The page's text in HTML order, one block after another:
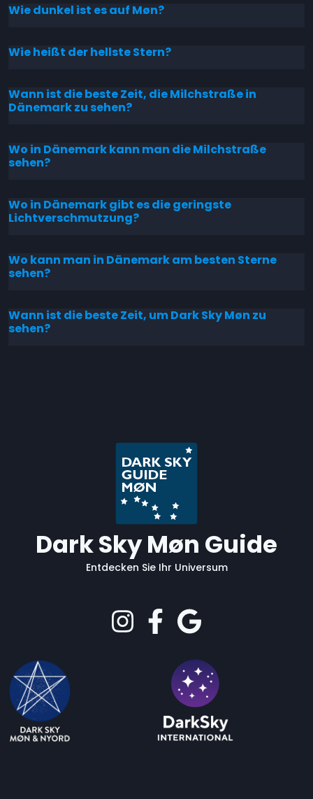
Wie dunkel ist es auf Møn?
Wie heißt der hellste Stern?
Wann ist die beste Zeit, die Milchstraße in
Dänemark zu sehen?
Wo in Dänemark kann man die Milchstraße
sehen?
Wo in Dänemark gibt es die geringste
Lichtverschmutzung?
Wo kann man in Dänemark am besten Sterne
sehen?
Wann ist die beste Zeit, um Dark Sky Møn zu
sehen?
Dark Sky Møn Guide
Entdecken Sie Ihr Universum